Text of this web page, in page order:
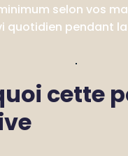
selon vos
quotidien pendant
cette